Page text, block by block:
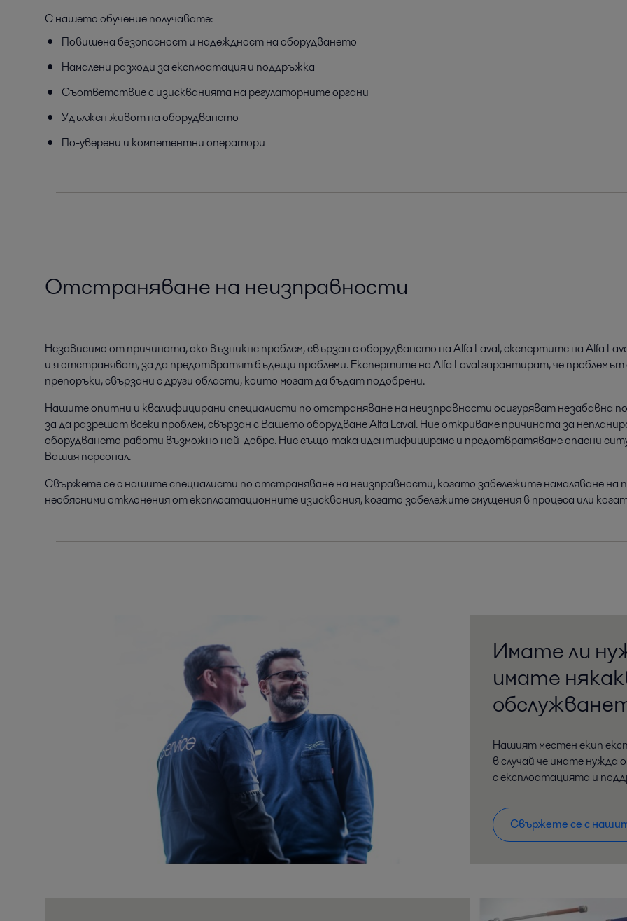
С нашето обучение получавате:
Повишена безопасност и надеждност на оборудването
Намалени разходи за експлоатация и поддръжка
Съответствие с изискванията на регулаторните органи
Удължен живот на оборудването
По-уверени и компетентни оператори
Отстраняване на неизправности
Независимо от причината, ако възникне проблем, свързан с оборудването на Alfa Laval, експертите на Alfa
и я отстраняват, за да предотвратят бъдещи проблеми. Експертите на Alfa Laval гарантират, че
препоръки, свързани с други области, които могат да бъдат подобрени.
Нашите опитни и квалифицирани специалисти по отстраняване на неизправности осигуряват незабавна
за да разрешат всеки проблем, свързан с Вашето оборудване Alfa Laval. Ние откриваме причината за
оборудването работи възможно най-добре. Ние също така идентифицираме и предотвратяваме опасни
Вашия персонал.
Свържете се с нашите специалисти по отстраняване на неизправности, когато забележите намаляване
необясними отклонения от експлоатационните изисквания, когато забележите смущения в процеса или
Имате ли
имате
Нашият местен екип
в случай че имате
с експлоатацията и
Свържете се с